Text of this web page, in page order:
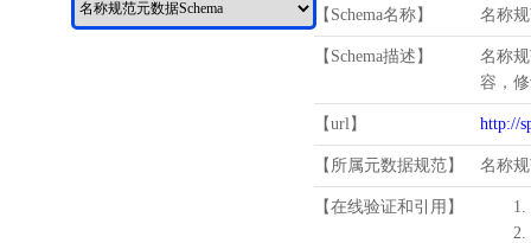
【Schema名称】 名称规
【Schema描述】
名称
容，
【url】 http://
【所属元数据规范】 名称
【在线验证和引用】
1.
2.